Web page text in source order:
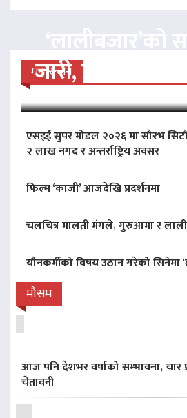
मनोरन्जन
जारी, प्रदर्शनको
एसइई सुपर मोडल २०२६ मा सौरभ
२ लाख नगद र अन्तर्राष्ट्रिय अवसर
फिल्म ‘काजी’ आजदेखि प्रदर्शनमा
चलचित्र मालती मंगले, गुरुआमा र
यौनकर्मीको विषय उठान गरेको सिनेमा
मौसम
आज पनि देशभर वर्षाको सम्भावना, चार
चेतावनी